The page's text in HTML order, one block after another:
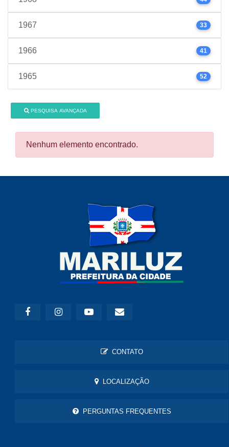
1967 33
1966 41
1965 52
PESQUISA AVANÇADA
Nenhum elemento encontrado.
CONTATO
LOCALIZAÇÃO
PERGUNTAS FREQUENTES